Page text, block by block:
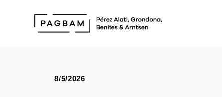
8/5/2026